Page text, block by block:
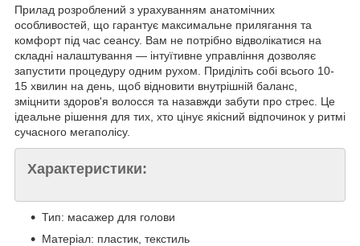
Прилад розроблений з урахуванням анатомічних
особливостей, що гарантує максимальне прилягання та
комфорт під час сеансу. Вам не потрібно відволікатися на
складні налаштування — інтуїтивне управління дозволяє
запустити процедуру одним рухом. Приділіть собі всього 10-
15 хвилин на день, щоб відновити внутрішній баланс,
зміцнити здоров'я волосся та назавжди забути про стрес. Це
ідеальне рішення для тих, хто цінує якісний відпочинок у ритмі
сучасного мегаполісу.
Характеристики:
Тип: масажер для голови
Матеріал: пластик, текстиль